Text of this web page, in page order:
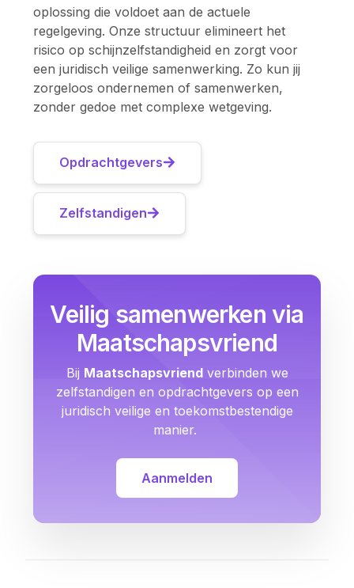
oplossing die voldoet aan de actuele
regelgeving. Onze structuur elimineert het
risico op schijnzelfstandigheid en zorgt voor
een juridisch veilige samenwerking. Zo kun jij
zorgeloos ondernemen of samenwerken,
zonder gedoe met complexe wetgeving.
Opdrachtgevers
Zelfstandigen
Veilig samenwerken via
Maatschapsvriend
Bij Maatschapsvriendverbinden we
zelfstandigen en opdrachtgevers op een
juridisch veilige en toekomstbestendige
manier.
Aanmelden